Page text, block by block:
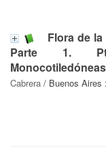
Flora de
Parte 1.
Cabrera / Buenos Aires